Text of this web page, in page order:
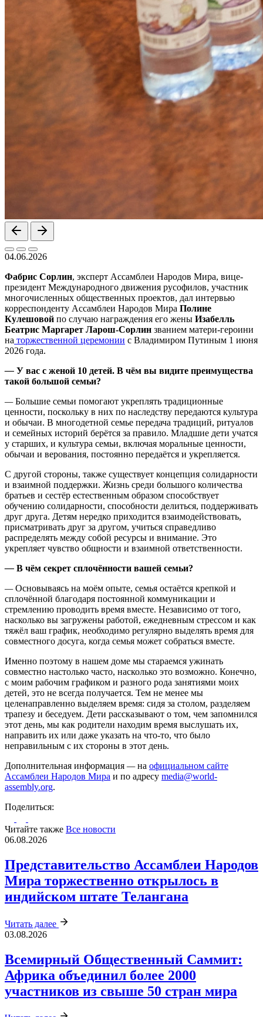
04.06.2026
Фабрис Сорлин, эксперт Ассамблеи Народов Мира, вице-
президент Международного движения русофилов, участник
многочисленных общественных проектов, дал интервью
корреспонденту Ассамблеи Народов Мира Полине
Кулешовой по случаю награждения его жены Изабелль
Беатрис Маргарет Ларош-Сорлин званием матери-героини
на торжественной церемонии с Владимиром Путиным 1 июня
2026 года.
— У вас с женой 10 детей. В чём вы видите преимущества
такой большой семьи?
—Большие семьи помогают укреплять традиционные
ценности, поскольку в них по наследству передаются культура
и обычаи. В многодетной семье передача традиций, ритуалов
и семейных историй берётся за правило. Младшие дети учатся
у старших, и культура семьи, включая моральные ценности,
обычаи и верования, постоянно передаётся и укрепляется.
С другой стороны, также существует концепция солидарности
и взаимной поддержки. Жизнь среди большого количества
братьев и сестёр естественным образом способствует
обучению солидарности, способности делиться, поддерживать
друг друга. Детям нередко приходится взаимодействовать,
присматривать друг за другом, учиться справедливо
распределять между собой ресурсы и внимание. Это
укрепляет чувство общности и взаимной ответственности.
— В чём секрет сплочённости вашей семьи?
—Основываясь на моём опыте, семья остаётся крепкой и
сплочённой благодаря постоянной коммуникации и
стремлению проводить время вместе. Независимо от того,
насколько вы загружены работой, ежедневным стрессом и как
тяжёл ваш график, необходимо регулярно выделять время для
совместного досуга, когда семья может собраться вместе.
Именно поэтому в нашем доме мы стараемся ужинать
совместно настолько часто, насколько это возможно. Конечно,
с моим рабочим графиком и разного рода занятиями моих
детей, это не всегда получается. Тем не менее мы
целенаправленно выделяем время: сидя за столом, разделяем
трапезу и беседуем. Дети рассказывают о том, чем запомнился
этот день, мы как родители находим время выслушать их,
направить их или даже указать на что-то, что было
неправильным с их стороны в этот день.
Дополнительная информация —на официальном сайте
Ассамблеи Народов Мира и по адресу media@world-
assembly.org.
Поделиться:
Читайте также Все новости
06.08.2026
Представительство Ассамблеи Народов
Мира торжественно открылось в
индийском штате Телангана
Читать далее
03.08.2026
Всемирный Общественный Саммит:
Африка объединил более 2000
участников из свыше 50 стран мира